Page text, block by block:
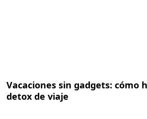
Vacaciones sin gadgets: cómo
detox de viaje